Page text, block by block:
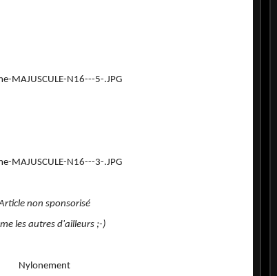
non sponsorisé
les autres d'ailleurs ;-)
Nylonement